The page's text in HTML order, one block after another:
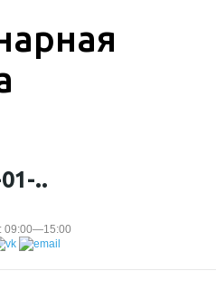
..
09:00—15:00